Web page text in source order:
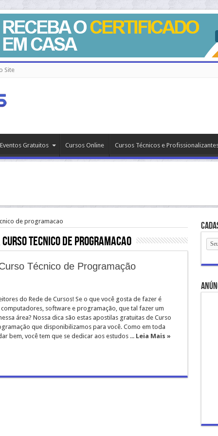
Site
Gratuitos Cursos Online Cursos Técnicos e
de programacao
tecnico de programacao
Técnico de Programação
do Rede de Cursos! Se o que você gosta de fazer é
software e programação, que tal fazer um
área? Nossa dica são estas apostilas gratuitas de Curso
que disponibilizamos para você. Como em toda
bem, você tem que se dedicar aos estudos ... Leia Mais »